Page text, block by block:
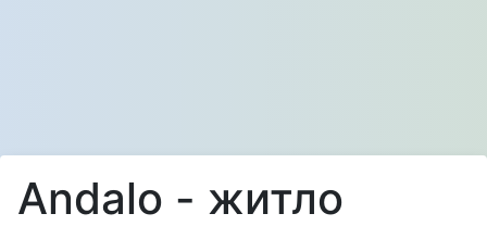
Andalo - житло